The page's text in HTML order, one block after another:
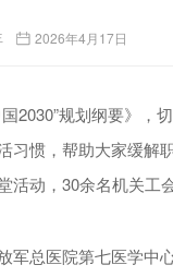
2026年4月17日
2030”规划纲要》
习惯，帮助大家缓解
活动，30余名机关工
军总医院第七医学中